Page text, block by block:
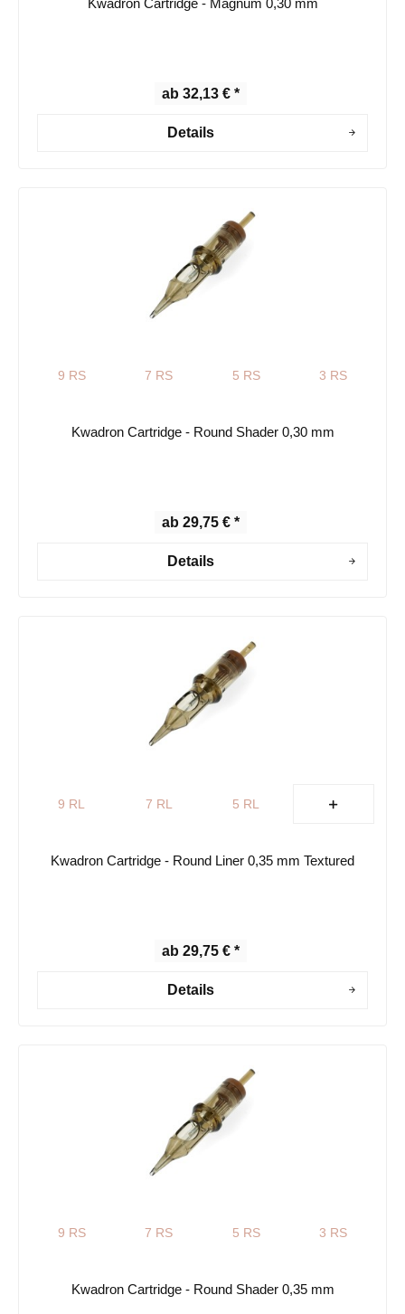
Kwadron Cartridge - Magnum 0,30 mm
ab 32,13 € *
Details
9 RS 7 RS 5 RS 3 RS
Kwadron Cartridge - Round Shader 0,30 mm
ab 29,75 € *
Details
9 RL 7 RL 5 RL
Kwadron Cartridge - Round Liner 0,35 mm Textured
ab 29,75 € *
Details
9 RS 7 RS 5 RS 3 RS
Kwadron Cartridge - Round Shader 0,35 mm